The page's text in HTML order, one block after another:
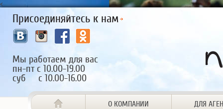
<
Присоединяйтесь к нам
Мы работаем для вас
пн-пт с 10.00-19.00
суб с 10.00-16.00
О КОМПАНИИ ДЛЯ